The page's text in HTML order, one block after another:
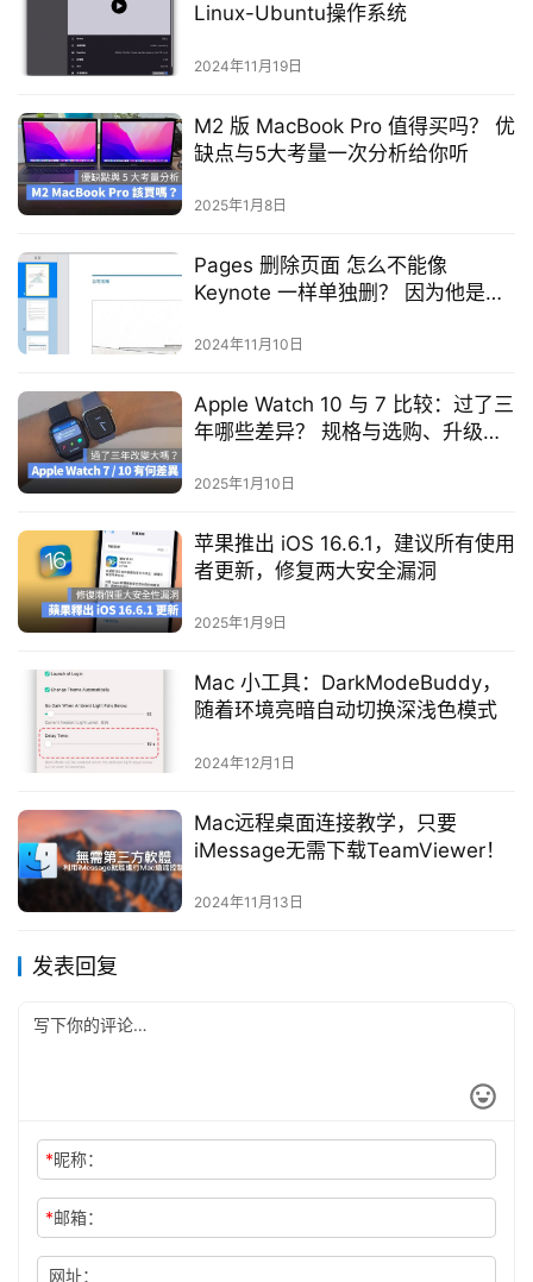
Linux-Ubuntu操作系统
2024年11月19日
M2 版 MacBook Pro 值得买吗？ 优
缺点与5大考量一次分析给你听
2025年1月8日
Pages 删除页面 怎么不能像
Keynote 一样单独删？ 因为他是章
2024年11月10日
Apple Watch 10 与 7 比较：过了三
年哪些差异？ 规格与选购、升级建
2025年1月10日
苹果推出 iOS 16.6.1，建议所有使用
者更新，修复两大安全漏洞
2025年1月9日
Mac 小工具：DarkModeBuddy，
随着环境亮暗自动切换深浅色模式
2024年12月1日
Mac远程桌面连接教学，只要
iMessage无需下载TeamViewer！
2024年11月13日
发表回复
*昵称：
*邮箱：
网址：